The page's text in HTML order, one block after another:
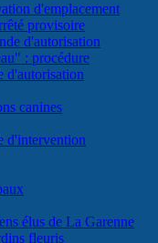
d'emplacement
provisoire
d'autorisation
: procédure
d'autorisation
canines
d'intervention
élus de La Garenne
fleuris